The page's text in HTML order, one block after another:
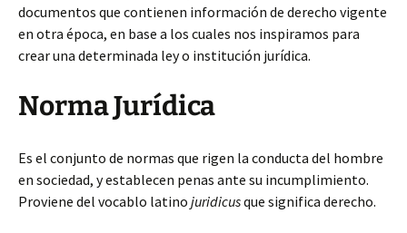
documentos que contienen información de derecho vigente
en otra época, en base a los cuales nos inspiramos para
crear una determinada ley o institución jurídica.
Norma Jurídica
Es el conjunto de normas que rigen la conducta del hombre
en sociedad, y establecen penas ante su incumplimiento.
Proviene del vocablo latino juridicusque significa derecho.